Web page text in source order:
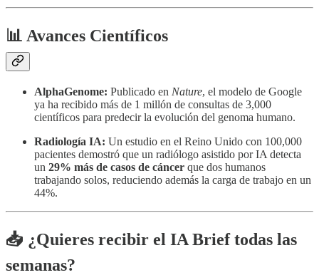
📊 Avances Científicos
AlphaGenome: Publicado en Nature, el modelo de Google
ya ha recibido más de 1 millón de consultas de 3,000
científicos para predecir la evolución del genoma humano.
Radiología IA: Un estudio en el Reino Unido con 100,000
pacientes demostró que un radiólogo asistido por IA detecta
un 29% más de casos de cáncer que dos humanos
trabajando solos, reduciendo además la carga de trabajo en un
44%.
📥 ¿Quieres recibir el IA Brief todas las
semanas?